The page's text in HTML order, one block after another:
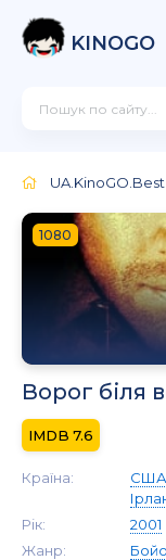
KINOGO
UA.KinoGO.Best
1080
Ворог біля
7.6
Країна: США
Рік:
2001
Жанр: